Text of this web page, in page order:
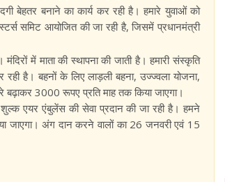
बेहतर बनाने का कार्य कर रही है। हमारे युवाओं को
समिट आयोजित की जा रही है, जिसमें प्रधानमंत्री
में माता की स्थापना की जाती है। हमारी संस्कृति
रही है। बहनों के लिए लाड़ली बहना, उज्ज्वला योजना,
बढ़ाकर 3000 रूपए प्रति माह तक किया जाएगा।
एयर एंबुलेंस की सेवा प्रदान की जा रही है। हमने
जाएगा। अंग दान करने वालों का 26 जनवरी एवं 15